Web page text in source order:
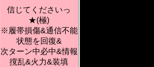
信じてくださいっ
★(極)
※履帯損傷&通信不能
状態を回復&
次ターン中必中&情報
撹乱&火力&装填